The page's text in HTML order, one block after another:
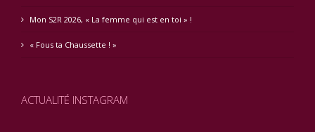
Mon S2R 2026, « La femme qui est en toi » !
« Fous ta Chaussette ! »
ACTUALITÉ INSTAGRAM